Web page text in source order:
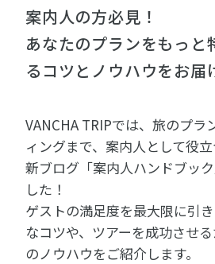
案内人の方必見！
あなたのプランをもっと
るコツとノウハウをお届
VANCHA TRIPでは、旅のプラ
ィングまで、案内人として役
新ブログ「案内人ハンドブッ
した！
ゲストの満足度を最大限に引
なコツや、ツアーを成功させ
のノウハウをご紹介します。